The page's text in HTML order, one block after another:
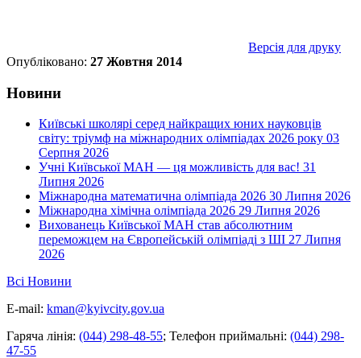
Версія для друку
Опубліковано: 27 Жовтня 2014
Новини
Київські школярі серед найкращих юних науковців
світу: тріумф на міжнародних олімпіадах 2026 року 03
Серпня 2026
Учні Київської МАН — ця можливість для вас! 31
Липня 2026
Міжнародна математична олімпіада 2026 30 Липня 2026
Міжнародна хімічна олімпіада 2026 29 Липня 2026
Вихованець Київської МАН став абсолютним
переможцем на Європейській олімпіаді з ШІ 27 Липня
2026
Всі Новини
E-mail: kman@kyivcity.gov.ua
Гаряча лінія: (044) 298-48-55; Телефон приймальні: (044) 298-
47-55